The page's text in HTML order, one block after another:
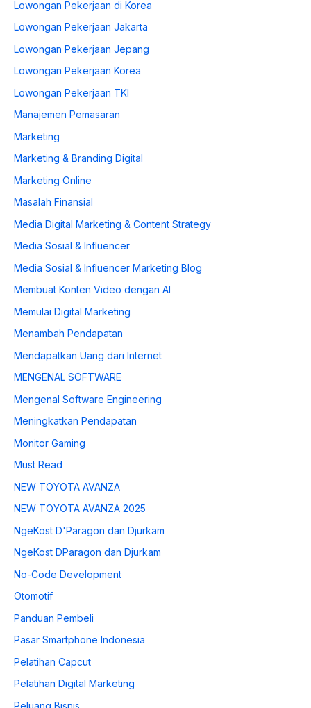
Lowongan Pekerjaan di Korea
Lowongan Pekerjaan Jakarta
Lowongan Pekerjaan Jepang
Lowongan Pekerjaan Korea
Lowongan Pekerjaan TKI
Manajemen Pemasaran
Marketing
Marketing & Branding Digital
Marketing Online
Masalah Finansial
Media Digital Marketing & Content Strategy
Media Sosial & Influencer
Media Sosial & Influencer Marketing Blog
Membuat Konten Video dengan AI
Memulai Digital Marketing
Menambah Pendapatan
Mendapatkan Uang dari Internet
MENGENAL SOFTWARE
Mengenal Software Engineering
Meningkatkan Pendapatan
Monitor Gaming
Must Read
NEW TOYOTA AVANZA
NEW TOYOTA AVANZA 2025
NgeKost D'Paragon dan Djurkam
NgeKost DParagon dan Djurkam
No-Code Development
Otomotif
Panduan Pembeli
Pasar Smartphone Indonesia
Pelatihan Capcut
Pelatihan Digital Marketing
Peluang Bisnis